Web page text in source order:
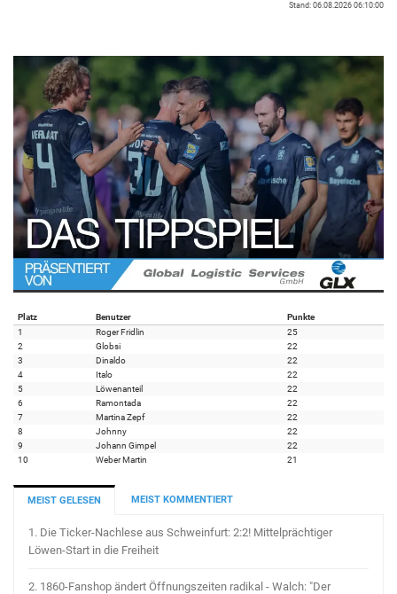
Stand: 06.08.2026 06:10:00
Platz Benutzer
Punkte
1
Roger Fridlin
25
2
Globsi
22
3
Dinaldo
22
4
Italo
22
5
Löwenanteil
22
6
Ramontada
22
7
Martina Zepf
22
8
Johnny
22
9
Johann Gimpel
22
10
Weber Martin 21
MEIST GELESEN MEIST KOMMENTIERT
1. Die Ticker-Nachlese aus Schweinfurt: 2:2! Mittelprächtiger
Löwen-Start in die Freiheit
2. 1860-Fanshop ändert Öffnungszeiten radikal - Walch: "Der